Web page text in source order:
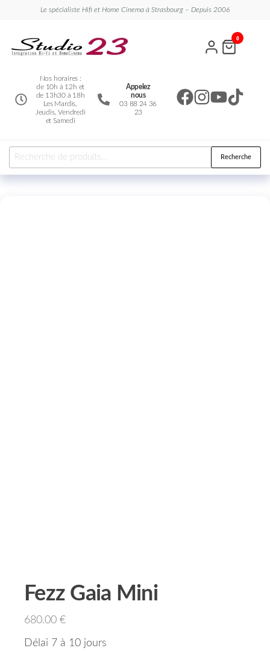
Le spécialiste Hifi et Home Cinema à Strasbourg – Depuis 2006
Nos horaires :
de 10h à 12h et
de 13h30 à 18h
Les Mardis,
Jeudis, Vendredi
et Samedi
Appelez
nous
03 88 24 36
23
0
Recherche
Fezz Gaia Mini
680.00 €
Délai 7 à 10 jours